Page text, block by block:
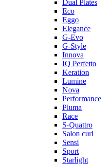
Dual Plates
Eco
Eggo
Elegance
G-Evo
G-Style
Innova
IQ Perfetto
Keration
Lumine
Nova
Performance
Pluma
Race
S-Quattro
Salon curl
Sensi
Sport
Starlight